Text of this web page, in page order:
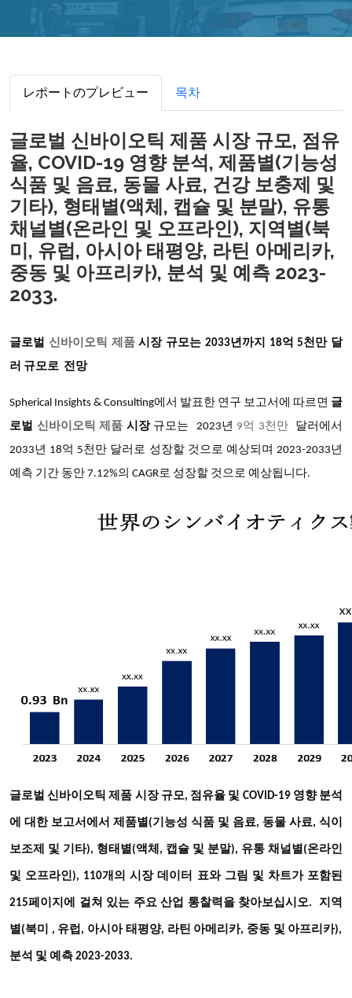
レポートのプレビュー 목차
글로벌 신바이오틱 제품 시장 규모, 점유
율, COVID-19 영향 분석, 제품별(기능성
식품 및 음료, 동물 사료, 건강 보충제 및
기타), 형태별(액체, 캡슐 및 분말), 유통
채널별(온라인 및 오프라인), 지역별(북
미, 유럽, 아시아 태평양, 라틴 아메리카,
중동 및 아프리카), 분석 및 예측 2023-
2033.
글로벌 신바이오틱 제품시장 규모는 2033년까지 18억 5천만 달
러 규모로 전망
Spherical Insights & Consulting에서 발표한 연구 보고서에 따르면 글
로벌 신바이오틱 제품 시장규모는 2023년 9억 3천만
달러에서
2033년 18억 5천만 달러로 성장할 것으로 예상되며 2023-2033년
예측 기간 동안 7.12%의 CAGR로 성장할 것으로 예상됩니다.
글로벌 신바이오틱 제품 시장 규모, 점유율 및 COVID-19 영향 분석
에 대한 보고서에서 제품별(기능성 식품 및 음료, 동물 사료, 식이
보조제 및 기타), 형태별(액체, 캡슐 및 분말), 유통 채널별(온라인
및 오프라인), 110개의 시장 데이터 표와 그림 및 차트가 포함된
215페이지에 걸쳐 있는 주요 산업 통찰력을 찾아보십시오. 지역
별(북미 , 유럽, 아시아 태평양, 라틴 아메리카, 중동 및 아프리카),
분석 및 예측 2023-2033.